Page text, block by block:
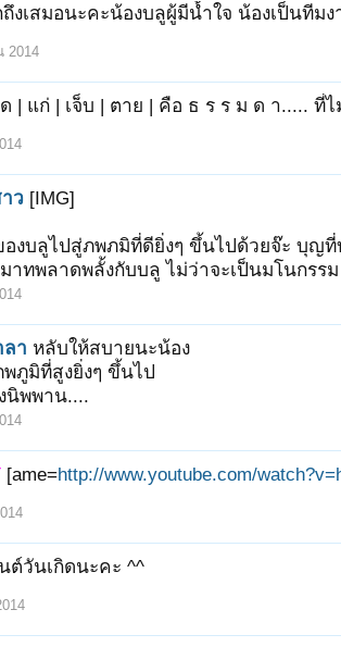
ถึงเสมอนะคะน้องบลูผู้มีน้ำใจ น้องเป็นที
2014
ด | แก่ | เจ็บ | ตาย | คือ ธ ร ร ม ด า.....
ว [IMG]
งบลูไปสู่ภพภมิที่ดียิ่งๆ ขึ้นไปด้วยจ๊ะ บุญ
าทพลาดพลั้งกับบลู ไม่ว่าจะเป็นมโนกรร
ลา หลับให้สบายนะน้อง
ภูมิที่สูงยิ่งๆ ขึ้นไป
นิพพาน....
[ame=http://www.youtube.com/
ต์วันเกิดนะคะ ^^